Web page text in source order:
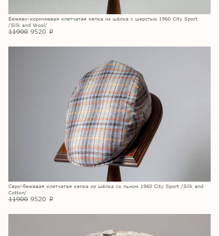
Бежево-коричневая клетчатая кепка из шёлка с шерстью 1960 City Sport
/Silk and Wool/
11900 9520 p
Серо-бежевая клетчатая кепка из шёлка со льном 1960 City Sport /Silk and
Cotton/
11900 9520 p